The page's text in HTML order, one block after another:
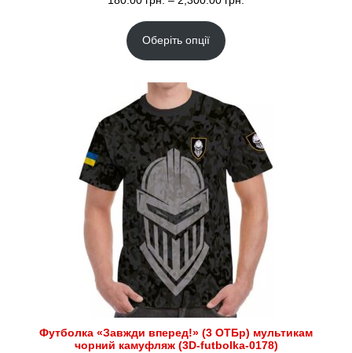
2,300.00 грн.
Оберіть опції
Футболка «Завжди вперед!» (3 ОТБр) мультикам
чорний камуфляж (3D-futbolka-0178)